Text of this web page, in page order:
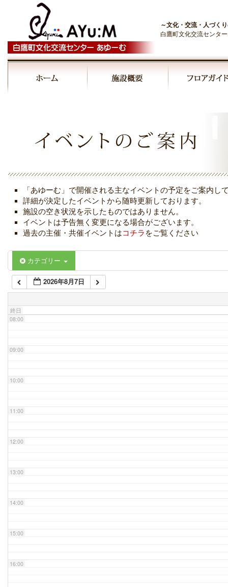
～文化・交流・人づく
白鷹町文化交流センタ
「あゆーむ」で開催される主なイベントの予定をご案内し
詳細が決定したイベントから随時更新しております。
施設の空き状況を示したものではありません。
イベントは予告無く変更になる場合がございます。
過去の主催・共催イベントはコチラ をご覧ください
カテゴリー
2026年8月7日
終日
04:00
06:00
07:00
08:00
09:00
10:00
11:00
12:00
13:00
14:00
15:00
16:00